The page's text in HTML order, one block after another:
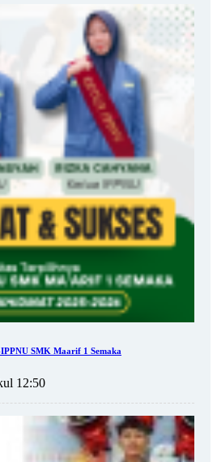
SMK Maarif 1 Semaka
12:50